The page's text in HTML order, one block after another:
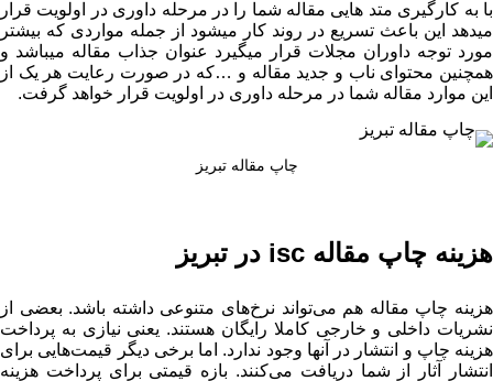
با به کارگیری متد هایی مقاله شما را در مرحله داوری در اولویت قرار
میدهد این باعث تسریع در روند کار میشود از جمله مواردی که بیشتر
مورد توجه داوران مجلات قرار میگیرد عنوان جذاب مقاله میباشد و
همچنین محتوای ناب و جدید مقاله و …که در صورت رعایت هر یک از
این موارد مقاله شما در مرحله داوری در اولویت قرار خواهد گرفت.
چاپ مقاله تبریز
هزینه چاپ مقاله isc در تبریز
هزینه چاپ مقاله هم می‌تواند نرخ‌های متنوعی داشته باشد. بعضی از
نشریات داخلی و خارجی کاملا رایگان هستند. یعنی نیازی به پرداخت
هزینه چاپ و انتشار در آنها وجود ندارد. اما برخی دیگر قیمت‌هایی برای
انتشار آثار از شما دریافت می‌کنند. بازه قیمتی برای پرداخت هزینه